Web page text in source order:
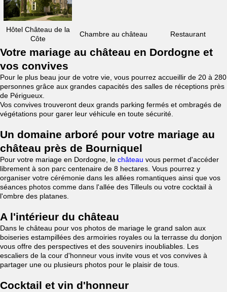
Hôtel Château de la
Côte
Chambre au château Restaurant
Votre mariage au château en Dordogne et
vos convives
Pour le plus beau jour de votre vie, vous pourrez accueillir de 20 à 280
personnes grâce aux grandes capacités des salles de réceptions près
de Périgueux.
Vos convives trouveront deux grands parking fermés et ombragés de
végétations pour garer leur véhicule en toute sécurité.
Un domaine arboré pour votre mariage au
château près de Bourniquel
Pour votre mariage en Dordogne, le château vous permet d'accéder
librement à son parc centenaire de 8 hectares. Vous pourrez y
organiser votre cérémonie dans les allées romantiques ainsi que vos
séances photos comme dans l'allée des Tilleuls ou votre cocktail à
l'ombre des platanes.
A l'intérieur du château
Dans le château pour vos photos de mariage le grand salon aux
boiseries estampillées des armoiries royales ou la terrasse du donjon
vous offre des perspectives et des souvenirs inoubliables. Les
escaliers de la cour d'honneur vous invite vous et vos convives à
partager une ou plusieurs photos pour le plaisir de tous.
Cocktail et vin d'honneur